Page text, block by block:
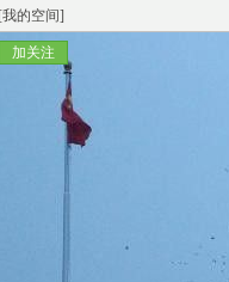
[我的空间]
加关注